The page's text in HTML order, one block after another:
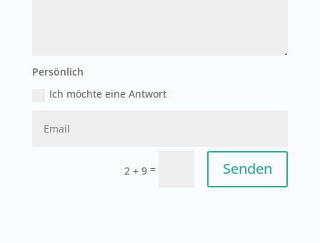
Persönlich
Ich möchte eine Antwort
2 + 9 = Senden